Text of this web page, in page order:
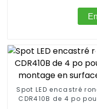
Spot LED encastré
CDR410B de 4 po